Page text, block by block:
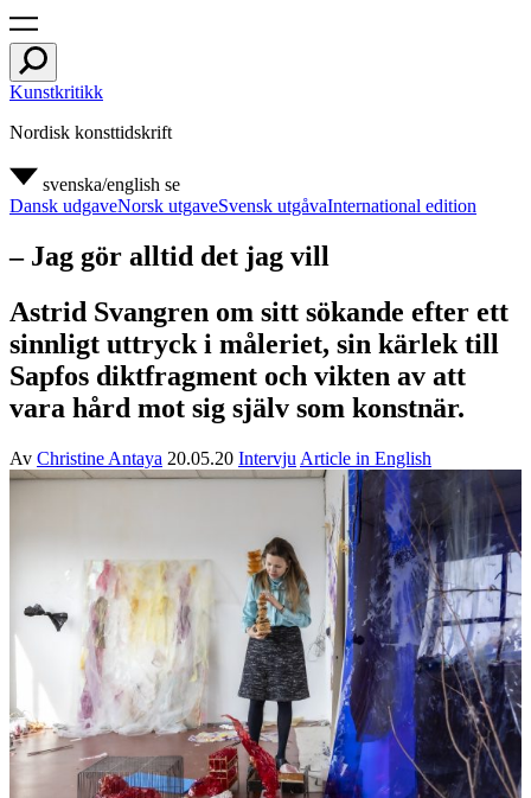
Kunstkritikk
Nordisk konsttidskrift
svenska/english se
Dansk udgaveNorsk utgaveSvensk utgåvaInternational edition
– Jag gör alltid det jag vill
Astrid Svangren om sitt sökande efter ett
sinnligt uttryck i måleriet, sin kärlek till
Sapfos diktfragment och vikten av att
vara hård mot sig själv som konstnär.
Av Christine Antaya 20.05.20 Intervju Article in English